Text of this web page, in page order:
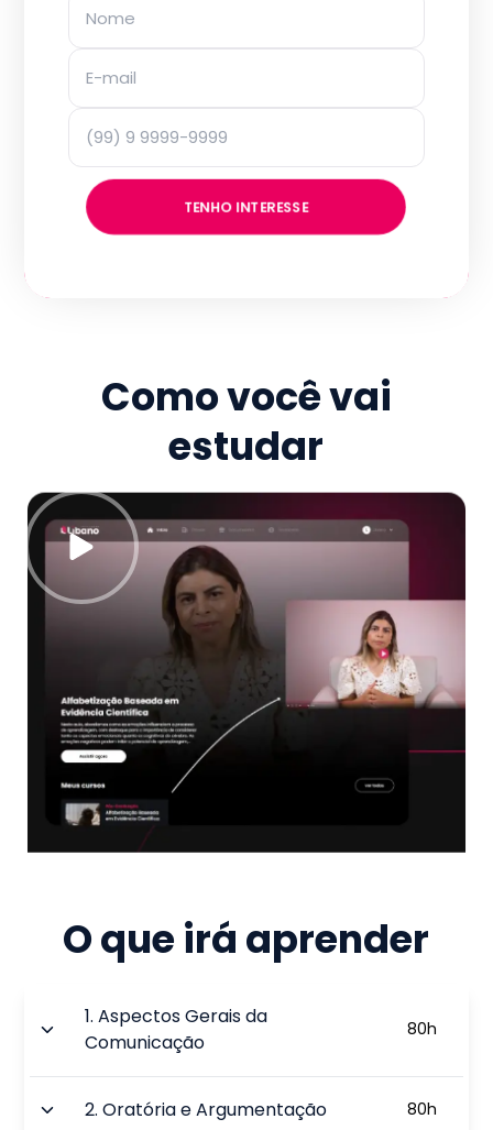
TENHO INTERESSE
Como você vai
estudar
O que irá aprender
1.Aspectos Gerais da
Comunicação
80h
2.Oratória e Argumentação 80h